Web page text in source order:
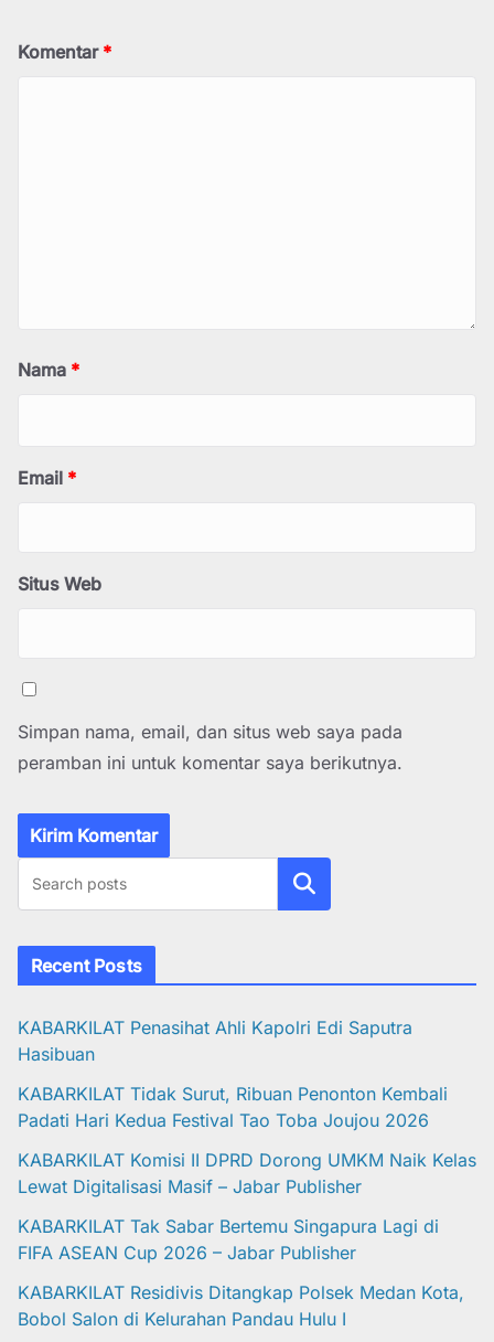
Komentar *
Nama *
Email *
Situs Web
Simpan nama, email, dan situs web saya pada
peramban ini untuk komentar saya berikutnya.
Cari
Recent Posts
KABARKILAT Penasihat Ahli Kapolri Edi Saputra
Hasibuan
KABARKILAT Tidak Surut, Ribuan Penonton Kembali
Padati Hari Kedua Festival Tao Toba Joujou 2026
KABARKILAT Komisi II DPRD Dorong UMKM Naik Kelas
Lewat Digitalisasi Masif – Jabar Publisher
KABARKILAT Tak Sabar Bertemu Singapura Lagi di
FIFA ASEAN Cup 2026 – Jabar Publisher
KABARKILAT Residivis Ditangkap Polsek Medan Kota,
Bobol Salon di Kelurahan Pandau Hulu I